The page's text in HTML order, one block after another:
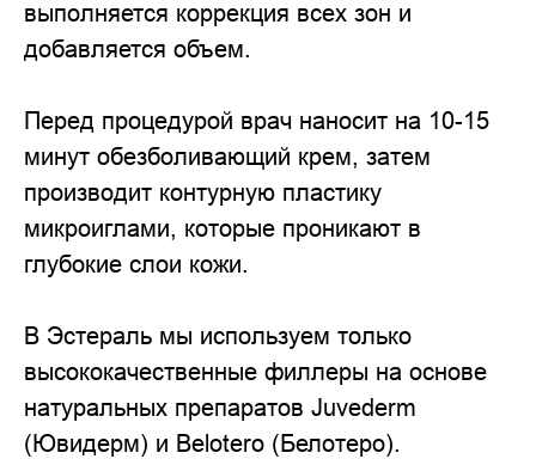
выполняется коррекция всех зон и
добавляется объем.
Перед процедурой врач наносит на 10-15
минут обезболивающий крем, затем
производит контурную пластику
микроиглами, которые проникают в
глубокие слои кожи.
В Эстераль мы используем только
высококачественные филлеры на основе
натуральных препаратов Juvederm
(Ювидерм) и Belotero (Белотеро).